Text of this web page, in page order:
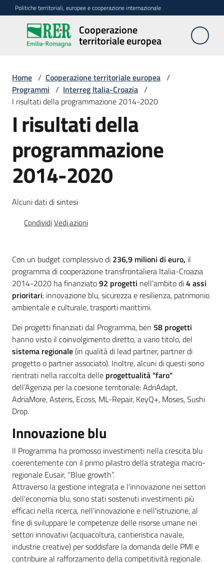
Vai al contenuto
Vai alla navigazione
Vai al footer
Politiche territoriali, europee e cooperazione internazionale
Cooperazione
territoriale europea
Cooperazione
territoriale
Attività
Programmi
Strategie
e
Comunicazione
Politiche
territoriali,
europee e
cooperazione
internazionale
Argomenti
Novità
Servizi
Leggi Atti Bandi
Piani Programmi Progetti
Home / Cooperazione territoriale europea /
Programmi / Interreg Italia-Croazia /
I risultati della programmazione 2014-2020
I risultati della
programmazione
2014-2020
Alcuni dati di sintesi
CondividiVedi azioni
Con un budget complessivo di 236,9 milioni di euro, il
programma di cooperazione transfrontaliera Italia-Croazia
2014-2020 ha finanziato92 progetti nell’ambito di4 assi
prioritari: innovazione blu, sicurezza e resilienza, patrimonio
ambientale e culturale, trasporti marittimi.
Dei progetti finanziati dal Programma, ben 58 progetti
hanno visto il coinvolgimento diretto, a vario titolo, del
sistema regionale(in qualità di lead partner, partner di
progetto o partner associato). Inoltre, alcuni di questi sono
rientrati nella raccolta delle progettualità "faro"
dell’Agenzia per la coesione territoriale: AdriAdapt,
AdriaMore, Asteris, Ecoss, ML-Repair, KeyQ+, Moses, Sushi
Drop.
Innovazione blu
Il Programma ha promosso investimenti nella crescita blu
coerentemente con il primo pilastro della strategia macro-
regionale Eusair, “Blue growth”.
Attraverso la gestione integrata e l'innovazione nei settori
dell'economia blu, sono stati sostenuti investimenti più
efficaci nella ricerca, nell'innovazione e nell'istruzione, al
fine di sviluppare le competenze delle risorse umane nei
settori innovativi (acquacoltura, cantieristica navale,
industrie creative) per soddisfare la domanda delle PMI e
contribuire al rafforzamento della competitività regionale.